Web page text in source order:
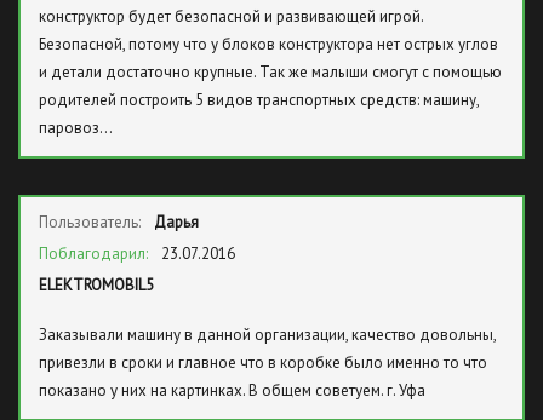
конструктор будет безопасной и развивающей игрой.
Безопасной, потому что у блоков конструктора нет острых углов
и детали достаточно крупные. Так же малыши смогут с помощью
родителей построить 5 видов транспортных средств: машину,
паровоз…
Пользователь:
Дарья
Поблагодарил:
23.07.2016
ELEKTROMOBIL5
Заказывали машину в данной организации, качество довольны,
привезли в сроки и главное что в коробке было именно то что
показано у них на картинках. В общем советуем. г. Уфа